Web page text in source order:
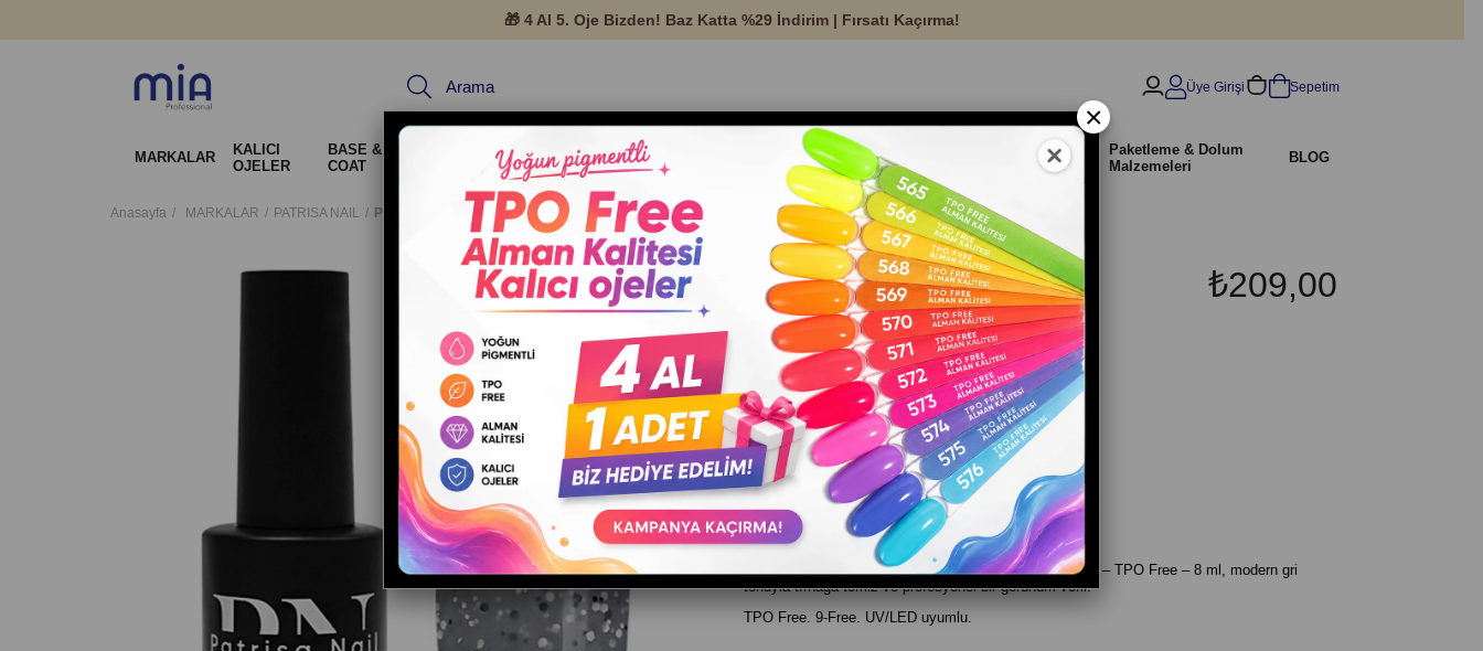
Üye Girişi Sepetim
MARKALAR
KALICI
OJELER
BASE & TOP
COAT
Jel Sistemleri ve Protez
Tırnak Ürünleri
Malzemeleri
Tırnak Ekipman ve
Aksesuarları
İndirimli
Ürünler
Paketleme & Dolum
Malzemeleri
BLOG
Anasayfa MARKALAR PATRISA NAIL Patrisa Nail Lavanta alt tonlu gri renkli Kalıcı Oje №872 – TPO Free – 8 ml
Patrisa Nail
Lavanta alt tonlu
gri renkli Kalıcı
Oje №872 –
TPO Free – 8
ml
₺209,00
Barkod 20033170
Patrisa Nail Lavanta alt tonlu gri renkli Kalıcı Oje №872 – TPO Free – 8 ml, modern gri
tonuyla tırnağa temiz ve profesyonel bir görünüm verir.
TPO Free. 9-Free. UV/LED uyumlu.
×